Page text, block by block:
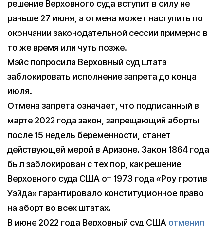
решение Верховного суда вступит в силу не
раньше 27 июня, а отмена может наступить по
окончании законодательной сессии примерно в
то же время или чуть позже.
Мэйс попросила Верховный суд штата
заблокировать исполнение запрета до конца
июля.
Отмена запрета означает, что подписанный в
марте 2022 года закон, запрещающий аборты
после 15 недель беременности, станет
действующей мерой в Аризоне. Закон 1864 года
был заблокирован с тех пор, как решение
Верховного суда США от 1973 года «Роу против
Уэйда» гарантировало конституционное право
на аборт во всех штатах.
В июне 2022 года Верховный суд США отменил